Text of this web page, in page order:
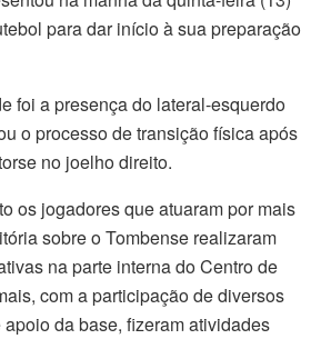
para dar início à sua preparação
foi a presença do lateral-esquerdo
o processo de transição física após
no joelho direito.
os jogadores que atuaram por mais
sobre o Tombense realizaram
na parte interna do Centro de
com a participação de diversos
da base, fizeram atividades